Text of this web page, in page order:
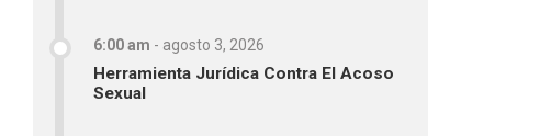
6:00 am - agosto 3, 2026
Herramienta Jurídica Contra El Acoso
Sexual